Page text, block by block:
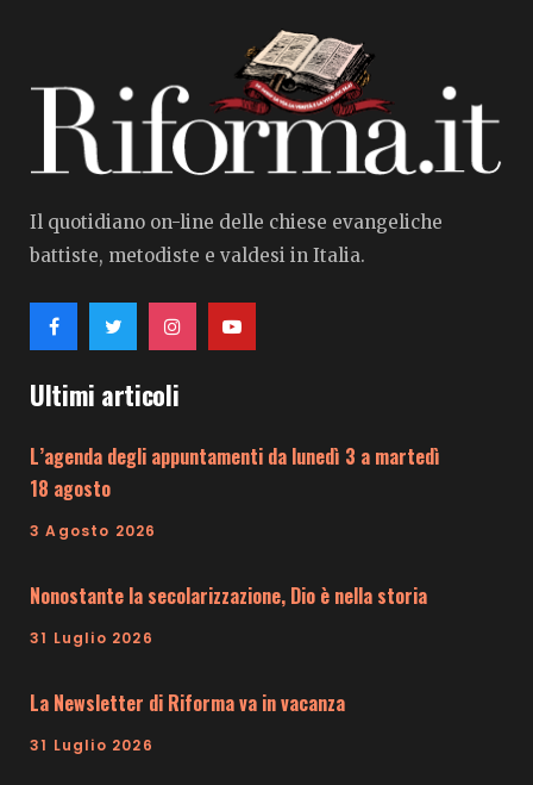
Il quotidiano on-line delle chiese evangeliche
battiste, metodiste e valdesi in Italia.
Ultimi articoli
L’agenda degli appuntamenti da lunedì 3 a martedì
18 agosto
3 Agosto 2026
Nonostante la secolarizzazione, Dio è nella storia
31 Luglio 2026
La Newsletter di Riforma va in vacanza
31 Luglio 2026